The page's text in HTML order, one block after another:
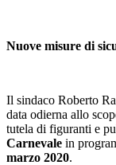
Nuove misure di
Il sindaco Roberto
data odierna allo
tutela di figuranti e
Carnevale in
marzo 2020.